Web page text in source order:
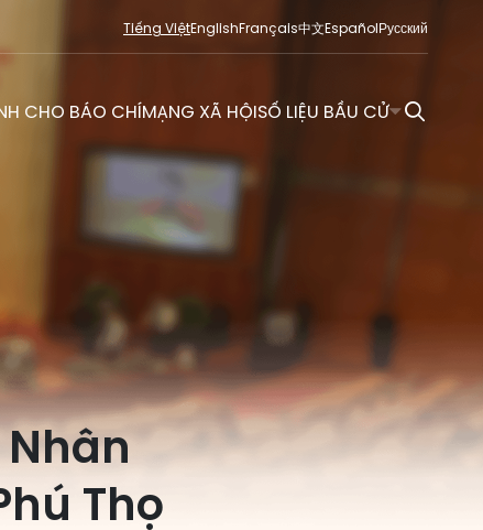
Tiếng ViệtEnglishFrançais中文EspañolРусский
CHO BÁO CHÍMẠNG XÃ HỘISỐ LIỆU BẦU CỬ
Thọ